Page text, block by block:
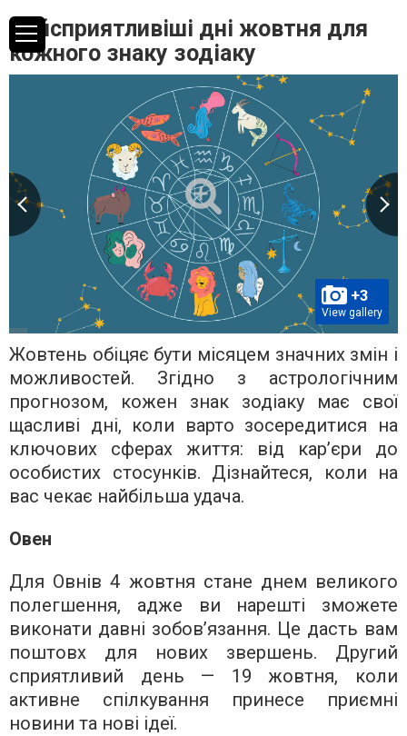
Найсприятливіші дні жовтня для
кожного знаку зодіаку
+3
View gallery
Жовтень обіцяє бути місяцем значних змін і
можливостей. Згідно з астрологічним
прогнозом, кожен знак зодіаку має свої
щасливі дні, коли варто зосередитися на
ключових сферах життя: від кар’єри до
особистих стосунків. Дізнайтеся, коли на
вас чекає найбільша удача.
Овен
Для Овнів 4 жовтня стане днем великого
полегшення, адже ви нарешті зможете
виконати давні зобов’язання. Це дасть вам
поштовх для нових звершень. Другий
сприятливий день — 19 жовтня, коли
активне спілкування принесе приємні
новини та нові ідеї.